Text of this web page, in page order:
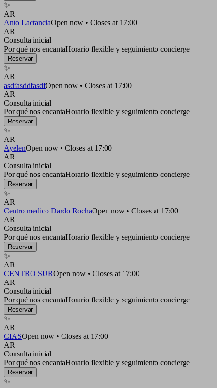
✨
AR
Anto LactanciaOpen now • Closes at 17:00
AR
Consulta inicial
Por qué nos encantaHorario flexible y seguimiento concierge
Reservar
✨
AR
asdfasddfasdfOpen now • Closes at 17:00
AR
Consulta inicial
Por qué nos encantaHorario flexible y seguimiento concierge
Reservar
✨
AR
AyelenOpen now • Closes at 17:00
AR
Consulta inicial
Por qué nos encantaHorario flexible y seguimiento concierge
Reservar
✨
AR
Centro medico Dardo RochaOpen now • Closes at 17:00
AR
Consulta inicial
Por qué nos encantaHorario flexible y seguimiento concierge
Reservar
✨
AR
CENTRO SUROpen now • Closes at 17:00
AR
Consulta inicial
Por qué nos encantaHorario flexible y seguimiento concierge
Reservar
✨
AR
CIASOpen now • Closes at 17:00
AR
Consulta inicial
Por qué nos encantaHorario flexible y seguimiento concierge
Reservar
✨